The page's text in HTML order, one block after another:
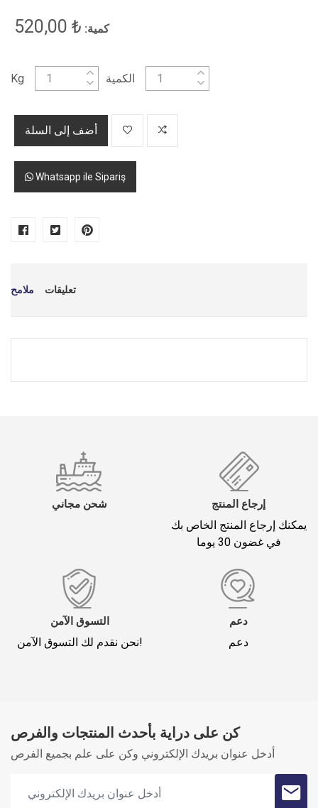
كمية: ₺ 520,00
Kg الكمية
أضف إلى السلة
Whatsapp ile Sipariş
ملامح تعليقات
بريد إلكتروني*
تعليقك (1500)
Oylama
شحن مجاني إرجاع المنتج
يمكنك إرجاع المنتج الخاص بك
في غضون 30 يوما
التسوق الآمن
نحن نقدم لك التسوق الآمن!
دعم
دعم
كن على دراية بأحدث المنتجات والفرص
أدخل عنوان بريدك الإلكتروني وكن على علم بجميع الفرص